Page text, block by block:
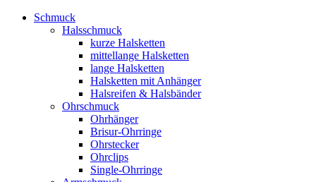
Schmuck
Halsschmuck
kurze Halsketten
mittellange Halsketten
lange Halsketten
Halsketten mit Anhänger
Halsreifen & Halsbänder
Ohrschmuck
Ohrhänger
Brisur-Ohrringe
Ohrstecker
Ohrclips
Single-Ohrringe